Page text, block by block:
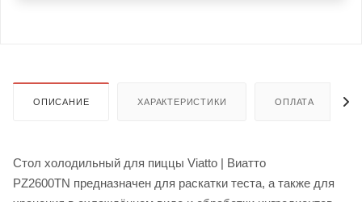
ОПИСАНИЕ ХАРАКТЕРИСТИКИ ОПЛАТА
Стол холодильный для пиццы Viatto | Виатто
PZ2600TN предназначен для раскатки теста, а также для